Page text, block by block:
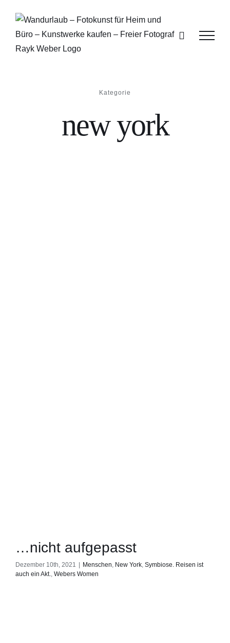
Inhalt
springen
Kategorie
new york
…nicht aufgepasst
Dezember 10th, 2021 | Menschen New York Symbiose. Reisen ist
auch ein Akt. Webers Women